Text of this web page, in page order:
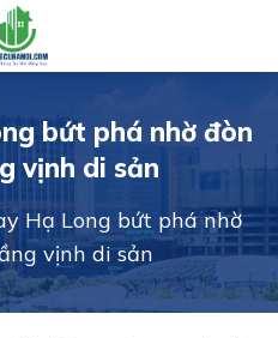
bứt phá nhờ đòn
vịnh di sản
Hạ Long bứt phá nhờ
vịnh di sản